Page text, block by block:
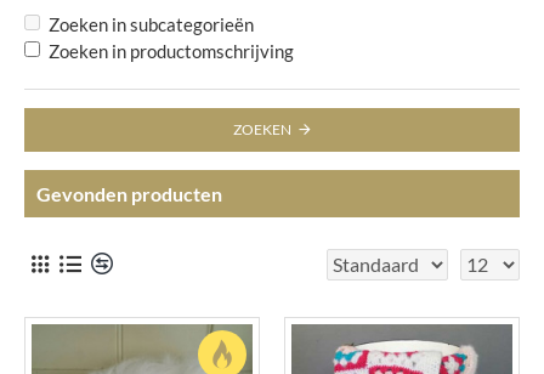
Zoeken in subcategorieën
Zoeken in productomschrijving
ZOEKEN
Gevonden producten